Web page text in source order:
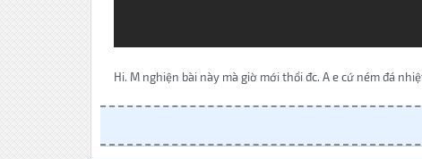
Hi. M nghiện bài này mà giờ mới thổi đc. A e cứ ném đá